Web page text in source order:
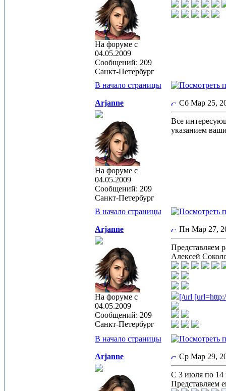
На форуме с
04.05.2009
Сообщений: 209
Санкт-Петербург
В начало страницы
Arjanne
На форуме с
04.05.2009
Сообщений: 209
Санкт-Петербург
Сб Мар 25,
Все
указанием
В начало страницы
Arjanne
На форуме с
04.05.2009
Сообщений: 209
Санкт-Петербург
Пн Мар 27,
Представляем
Алексей
[/url
В начало страницы
Arjanne Ср Мар 29,
С 3 июля по 14
Представляем